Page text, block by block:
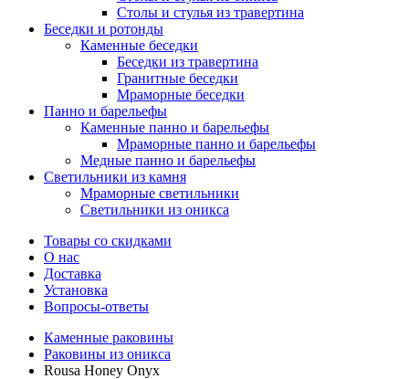
Столы и стулья из травертина
Беседки и ротонды
Каменные беседки
Беседки из травертина
Гранитные беседки
Мраморные беседки
Панно и барельефы
Каменные панно и барельефы
Мраморные панно и барельефы
Медные панно и барельефы
Светильники из камня
Мраморные светильники
Светильники из оникса
Товары со скидками
О нас
Доставка
Установка
Вопросы-ответы
Каменные раковины
Раковины из оникса
Rousa Honey Onyx